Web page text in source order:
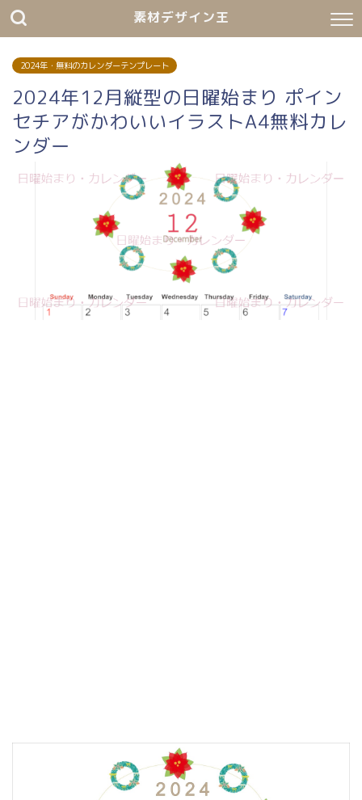
素材デザイン王
2024年・無料のカレンダーテンプレート
2024年12月縦型の日曜始まり ポイン
セチアがかわいいイラストA4無料カレ
ンダー